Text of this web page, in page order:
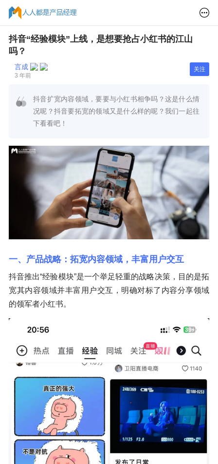
抖音“经验模块”上线，是想要抢占小红书的江山
吗？
言成
3 年前
关注
抖音扩宽内容领域，要要与小红书相争吗？这是什么情
况呢？抖音要拓宽的领域又是什么样的呢？我们一起往
下看看吧！
一、产品战略：拓宽内容领域，丰富用户交互
抖音推出“经验模块”是一个举足轻重的战略决策，目的是拓
宽其内容领域并丰富用户交互，明确对标了内容分享领域
的领军者小红书。